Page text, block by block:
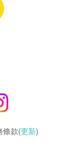
條款(更新)